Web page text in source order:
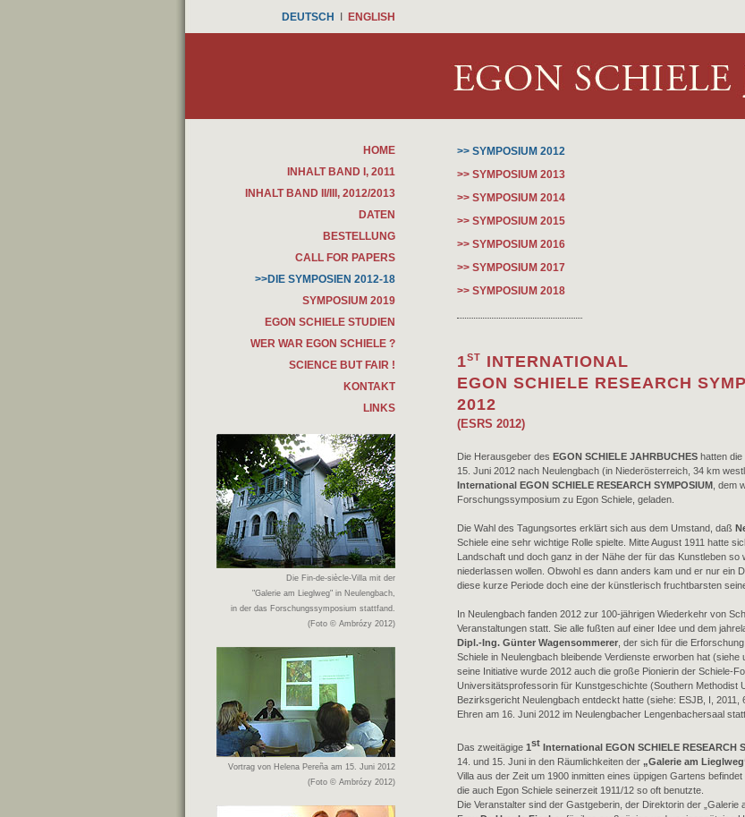
DEUTSCH ENGLISH
HOME
INHALT BAND I, 2011
INHALT BAND II/III, 2012/2013
DATEN
BESTELLUNG
CALL FOR PAPERS
>>DIE SYMPOSIEN 2012-18
SYMPOSIUM 2019
EGON SCHIELE STUDIEN
WER WAR EGON SCHIELE ?
SCIENCE BUT FAIR !
KONTAKT
LINKS
Die Fin-de-siècle-Villa mit der
"Galerie am Lieglweg" in Neulengbach,
in der das Forschungssymposium stattfand.
(Foto © Ambrózy 2012)
Vortrag von Helena Pereña am 15. Juni 2012
(Foto © Ambrózy 2012)
>> SYMPOSIUM 2012
>> SYMPOSIUM 2013
>> SYMPOSIUM 2014
>> SYMPOSIUM 2015
>> SYMPOSIUM 2016
>> SYMPOSIUM 2017
>> SYMPOSIUM 2018
1ST
INTERNATIONAL
EGON SCHIELE RESEARCH
2012
(ESRS 2012)
Die Herausgeber des EGON SCHIELE JAHRBUCHES hatten
15. Juni 2012 nach Neulengbach (in Niederösterreich, 34 km
International EGON SCHIELE RESEARCH SYMPOSIUM , dem
Forschungssymposium zu Egon Schiele, geladen.
Die Wahl des Tagungsortes erklärt sich aus dem Umstand, daß
Schiele eine sehr wichtige Rolle spielte. Mitte August 1911 hatte
Landschaft und doch ganz in der Nähe der für das Kunstleben so
niederlassen wollen. Obwohl es dann anders kam und er nur ein
diese kurze Periode doch eine der künstlerisch fruchtbarsten
In Neulengbach fanden 2012 zur 100-jährigen Wiederkehr von
Veranstaltungen statt. Sie alle fußten auf einer Idee und dem
Dipl.-Ing. Günter Wagensommerer , der sich für die
Schiele in Neulengbach bleibende Verdienste erworben hat
seine Initiative wurde 2012 auch die große Pionierin der Schiele-
Universitätsprofessorin für Kunstgeschichte (Southern Methodist
Bezirksgericht Neulengbach entdeckt hatte (siehe: ESJB, I, 2011,
Ehren am 16. Juni 2012 im Neulengbacher Lengenbachersaal
Das zweitägige 1st International EGON SCHIELE RESEARCH
14. und 15. Juni in den Räumlichkeiten der „Galerie am
Villa aus der Zeit um 1900 inmitten eines üppigen Gartens
die auch Egon Schiele seinerzeit 1911/12 so oft benutzte.
Die Veranstalter sind der Gastgeberin, der Direktorin der „Galerie